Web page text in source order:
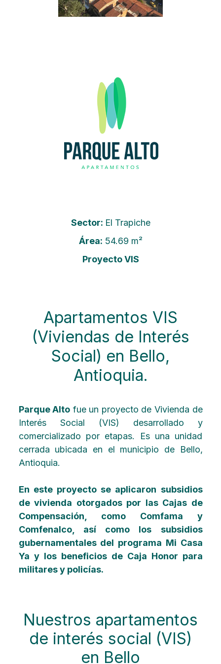
Sector: El Trapiche
Área: 54.69 m²
Proyecto VIS
Apartamentos VIS
(Viviendas de Interés
Social) en Bello,
Antioquia.
Parque Alto fue un proyecto de Vivienda de
Interés Social (VIS) desarrollado y
comercializado por etapas. Es una unidad
cerrada ubicada en el municipio de Bello,
Antioquia.
En este proyecto se aplicaron subsidios
de vivienda otorgados por las Cajas de
Compensación, como Comfama y
Comfenalco, así como los subsidios
gubernamentales del programa Mi Casa
Ya y los beneficios de Caja Honor para
militares y policías.
Nuestros apartamentos
de interés social (VIS)
en Bello